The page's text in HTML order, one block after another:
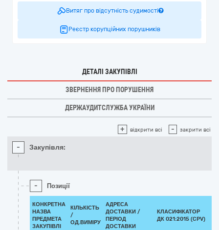
Витяг про відсутність судимості
Реєстр корупційних порушників
ДЕТАЛІ ЗАКУПІВЛІ
ЗВЕРНЕННЯ ПРО ПОРУШЕННЯ
ДЕРЖАУДИТСЛУЖБА УКРАЇНИ
+ відкрити всі - закрити всі
- Закупівля:
- Позиції
КОНКРЕТНА
НАЗВА
ПРЕДМЕТА
ЗАКУПІВЛІ
КІЛЬКІСТЬ
/
ОД.ВИМІРУ
АДРЕСА
ДОСТАВКИ /
ПЕРІОД
ДОСТАВКИ
КЛАСИФІКАТОР
ДК 021:2015 (CPV)